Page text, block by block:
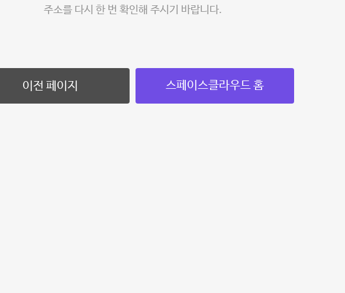
주소를 다시 한 번 확인해 주시기 바랍니다.
이전 페이지 스페이스클라우드 홈